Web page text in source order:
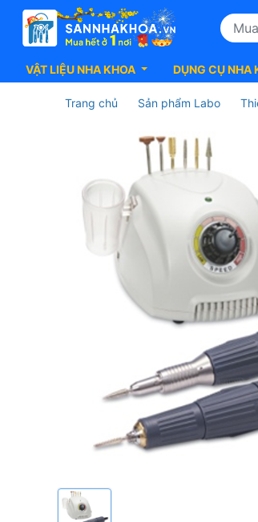
VẬT LIỆU NHA KHOA DỤNG CỤ NHA
Trang chủ Sản phẩm Labo
Micromoteur
Marathon
Labo
Saeyang
Mani